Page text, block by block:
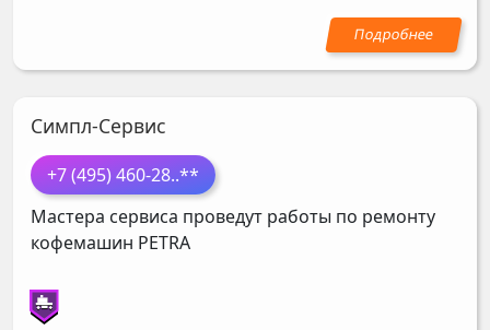
Симпл-Сервис
+7 (495) 460-28..**
Мастера сервиса проведут работы по ремонту
кофемашин PETRA